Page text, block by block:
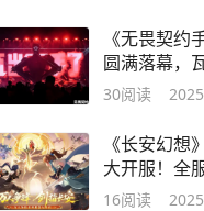
《无畏契约
圆满落幕，
断！
30阅读
《长安幻想
大开服！全
热血开战
16阅读